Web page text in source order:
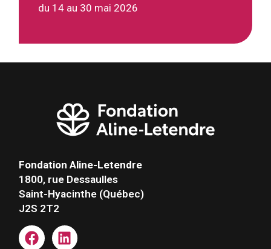
du 14 au 30 mai 2026
Fondation Aline-Letendre
1800, rue Dessaulles
Saint-Hyacinthe (Québec)
J2S 2T2